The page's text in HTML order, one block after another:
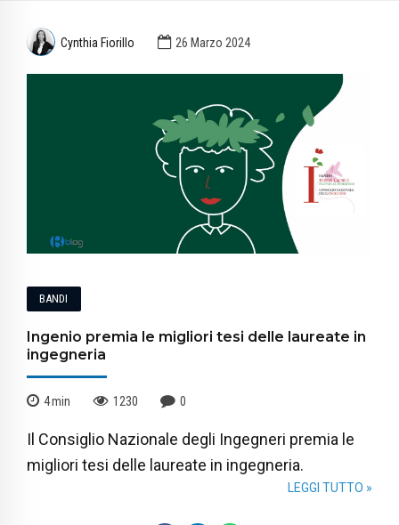
Cynthia Fiorillo 26 Marzo 2024
BANDI
Ingenio premia le migliori tesi delle laureate in
ingegneria
4min 1230 0
Il Consiglio Nazionale degli Ingegneri premia le
migliori tesi delle laureate in ingegneria.
LEGGI TUTTO »